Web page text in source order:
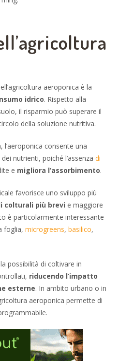
aeroponica è la
idrico. Rispetto alla
il risparmio può superare il
della soluzione nutritiva.
l’aeroponica consente una
nutrienti, poiché l’assenzadi
e migliora l’assorbimento.
favorisce uno sviluppo più
colturali più brevi e maggiore
è particolarmente interessante
foglia,microgreens,basilico,
possibilità di coltivare in
riducendo l’impatto
esterne. In ambito urbano o in
aeroponica permette di